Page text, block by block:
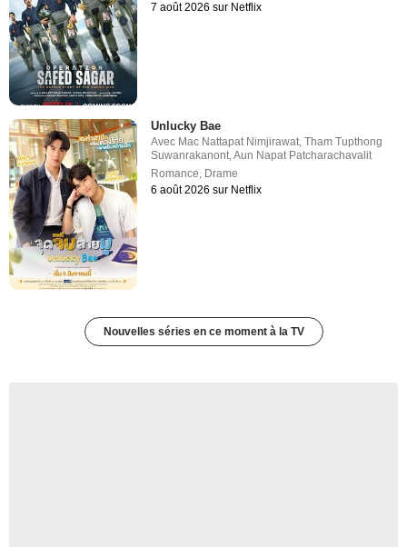
7 août 2026 sur Netflix
Unlucky Bae
Avec Mac Nattapat Nimjirawat ,Tham Tupthong
Suwanrakanont ,Aun Napat Patcharachavalit
Romance Drame
6 août 2026 sur Netflix
Nouvelles séries en ce moment à la TV